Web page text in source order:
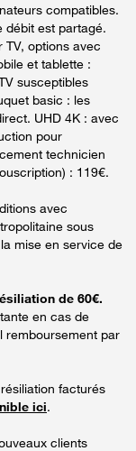
compatibles.
débit est partagé.
options avec
et tablette :
susceptibles
basic : les
UHD 4K : avec
pour
technicien
: 119€.
avec
sous
mise en service de
de 60€.
en cas de
remboursement par
facturés
ici.
clients